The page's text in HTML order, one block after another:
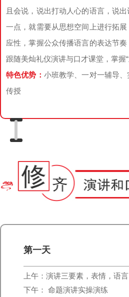
且会说，说出打动人心的语言，说
一点，就需要从思想空间上进行拓
应性，掌握公众传播语言的表达节奏
跟随美灿礼仪演讲与口才课堂，掌握“
特色优势： 小班教学、一对一辅导
传授
第一天
上午：演讲三要素，表情，语
下午： 命题演讲实操演练